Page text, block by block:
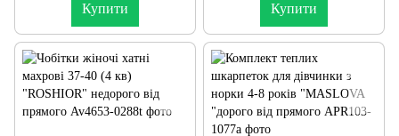
Купити Купити